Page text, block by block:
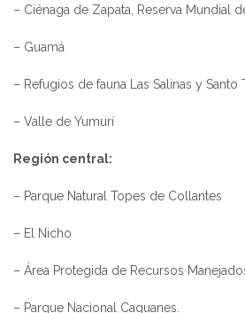
– Ciénaga de Zapata, Reserva Mundial
– Guamá
– Refugios de fauna Las Salinas y Santo
– Valle de Yumurí
Región central:
– Parque Natural Topes de Collantes
– El Nicho
– Área Protegida de Recursos Manejados
– Parque Nacional Caguanes.